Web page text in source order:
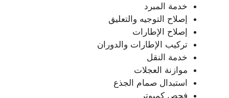
خدمة المبرد
إصلاح التوجيه والتعليق
إصلاح الإطارات
تركيب الإطارات والدوران
خدمة النقل
موازنة العجلات
استبدال صمام الجذع
فحص كمبوتر